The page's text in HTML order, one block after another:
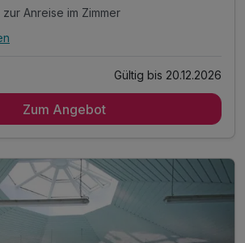
Anreise im Zimmer
vom Buffet
warmen Außenpool´s
& Saunatücher
Gültig bis 20.12.2026
Zum Angebot